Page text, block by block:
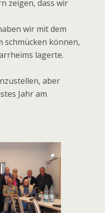
zeigen, dass wir
wir mit dem
schmücken können,
lagerte.
aber
Jahr am